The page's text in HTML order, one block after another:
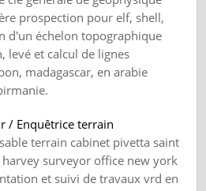
prospection pour elf, shell,
d'un échelon topographique
levé et calcul de lignes
madagascar, en arabie
/ Enquêtrice terrain
terrain cabinet pivetta saint
surveyor office new york
et suivi de travaux vrd en